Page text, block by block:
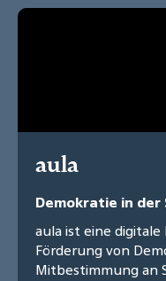
aula
Demokratie in
aula ist eine
Förderung von
Mitbestimmung an